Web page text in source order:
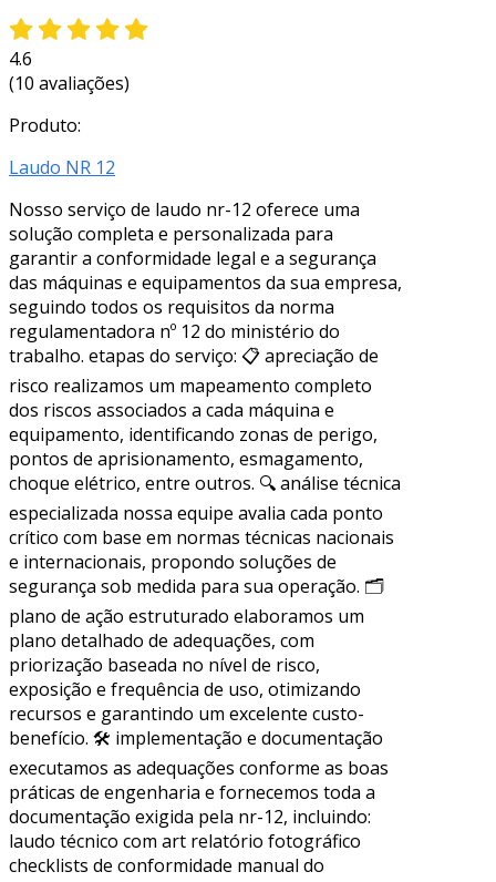
4.6
(10 avaliações)
Produto:
Laudo NR 12
Nosso serviço de laudo nr-12 oferece uma
solução completa e personalizada para
garantir a conformidade legal e a segurança
das máquinas e equipamentos da sua empresa,
seguindo todos os requisitos da norma
regulamentadora nº 12 do ministério do
trabalho. etapas do serviço: 📋 apreciação de
risco realizamos um mapeamento completo
dos riscos associados a cada máquina e
equipamento, identificando zonas de perigo,
pontos de aprisionamento, esmagamento,
choque elétrico, entre outros. 🔍 análise técnica
especializada nossa equipe avalia cada ponto
crítico com base em normas técnicas nacionais
e internacionais, propondo soluções de
segurança sob medida para sua operação. 🗂
plano de ação estruturado elaboramos um
plano detalhado de adequações, com
priorização baseada no nível de risco,
exposição e frequência de uso, otimizando
recursos e garantindo um excelente custo-
benefício. 🛠 implementação e documentação
executamos as adequações conforme as boas
práticas de engenharia e fornecemos toda a
documentação exigida pela nr-12, incluindo:
laudo técnico com art relatório fotográfico
checklists de conformidade manual do